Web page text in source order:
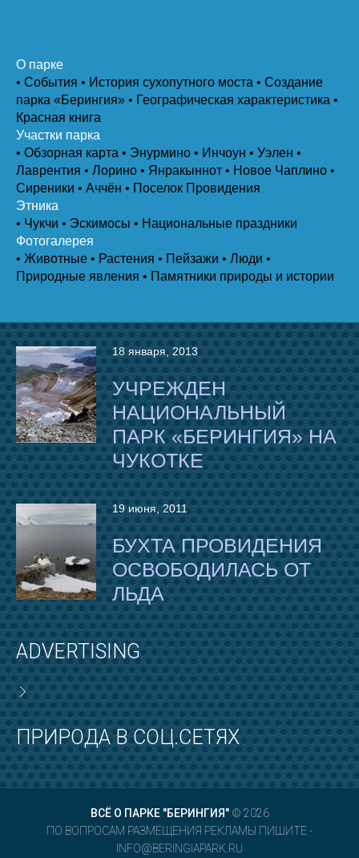
О парке
• События • История сухопутного моста • Создание
парка «Берингия» • Географическая характеристика •
Красная книга
Участки парка
• Обзорная карта • Энурмино • Инчоун • Уэлен •
Лаврентия • Лорино • Янракыннот • Новое Чаплино •
Сиреники • Аччён • Поселок Провидения
Этника
• Чукчи • Эскимосы • Национальные праздники
Фотогалерея
• Животные • Растения • Пейзажи • Люди •
Природные явления • Памятники природы и истории
18 января, 2013
УЧРЕЖДЕН
НАЦИОНАЛЬНЫЙ
ПАРК «БЕРИНГИЯ» НА
ЧУКОТКЕ
19 июня, 2011
БУХТА ПРОВИДЕНИЯ
ОСВОБОДИЛАСЬ ОТ
ЛЬДА
ADVERTISING
ПРИРОДА В СОЦ.СЕТЯХ
ВСЁ О ПАРКЕ "БЕРИНГИЯ"© 2026
ПО ВОПРОСАМ РАЗМЕЩЕНИЯ РЕКЛАМЫ ПИШИТЕ -
INFO@BERINGIAPARK.RU